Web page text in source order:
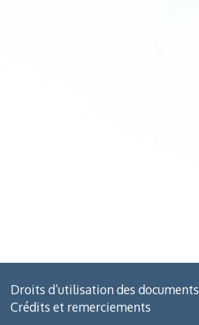
Droits d’utilisation des documents
Crédits et remerciements